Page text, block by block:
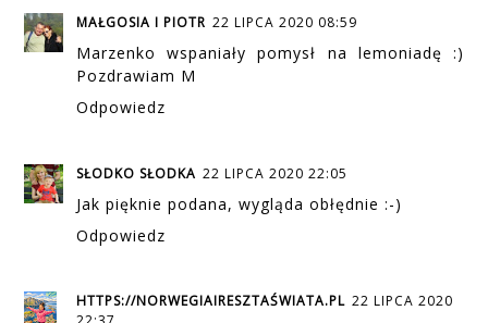
MAŁGOSIA I PIOTR 22 LIPCA 2020 08:59
Marzenko wspaniały pomysł na lemoniadę :)
Pozdrawiam M
Odpowiedz
SŁODKO SŁODKA 22 LIPCA 2020 22:05
Jak pięknie podana, wygląda obłędnie :-)
Odpowiedz
HTTPS://NORWEGIAIRESZTAŚWIATA.PL 22 LIPCA 2020